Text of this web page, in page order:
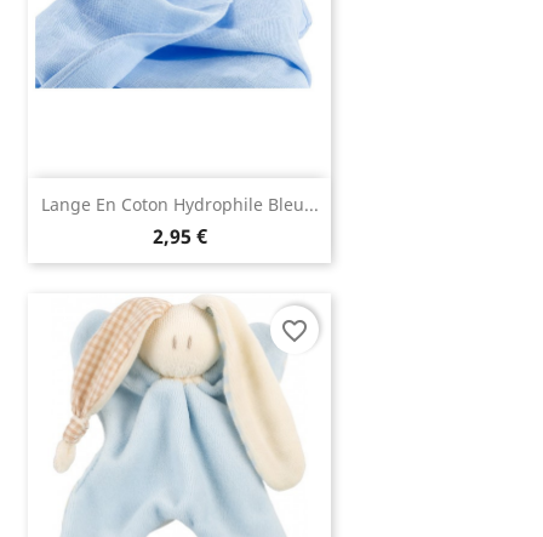
Lange En Coton Hydrophile Bleu...
2,95 €
favorite_border